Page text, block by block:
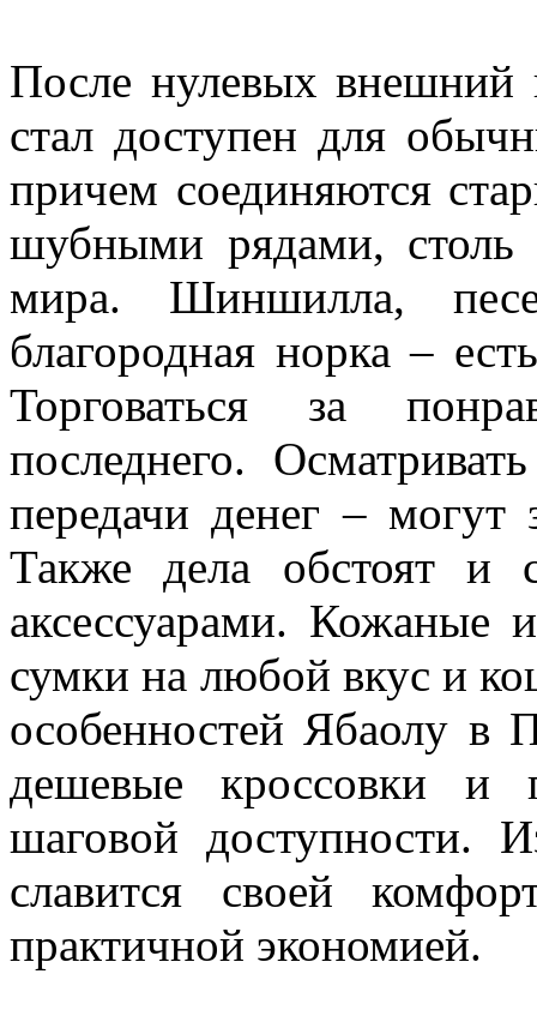
После нулевых
стал доступен для
причем соединяются
шубными рядами,
мира. Шиншилла,
благородная норка –
Торговаться за
последнего.
передачи денег – могут
Также дела обстоят и
аксессуарами. Кожаные
сумки на любой вкус и
особенностей Ябаолу в
дешевые кроссовки
шаговой доступности.
славится своей
практичной экономией.